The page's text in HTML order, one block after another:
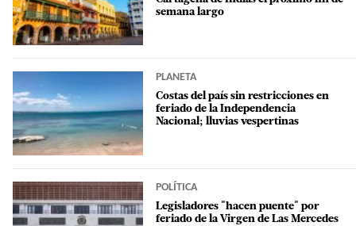
semana largo
PLANETA
Costas del país sin restricciones en
feriado de la Independencia
Nacional; lluvias vespertinas
POLÍTICA
Legisladores "hacen puente" por
feriado de la Virgen de Las Mercedes